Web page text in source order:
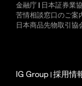
金融庁 | 日本証券業
苦情相談窓口のご案
日本商品先物取引協
IG Group |採用情